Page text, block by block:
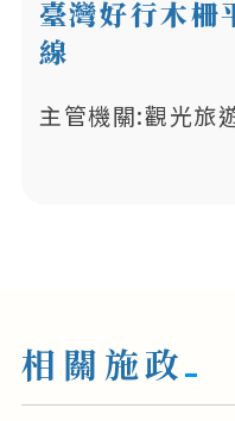
臺灣好行木柵
線
主管機關:觀光旅
相關施政